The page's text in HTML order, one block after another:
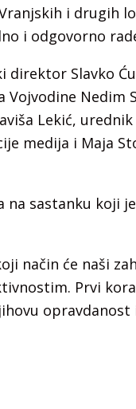
i drugih
i odgovorno
Slavko
Nedim
Lekić,
medija i Maja
sastanku koji
način će naši
Prvi